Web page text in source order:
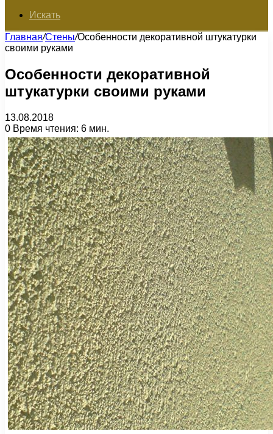
Искать
Главная/Стены/Особенности декоративной штукатурки
своими руками
Особенности декоративной
штукатурки своими руками
13.08.2018
0 Время чтения: 6 мин.